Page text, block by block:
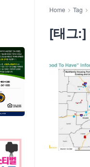
Home Tag
[태그:]